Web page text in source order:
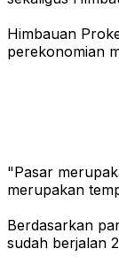
Himbauan
perekonomian
"Pasar
merupakan
Berdasarkan
sudah berjalan